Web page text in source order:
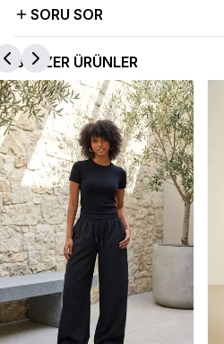
SORU SOR
BENZER ÜRÜNLER